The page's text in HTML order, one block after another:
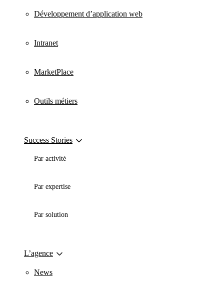
Développement d’application web
Intranet
MarketPlace
Outils métiers
Success Stories
Par activité
Par expertise
Par solution
L’agence
News